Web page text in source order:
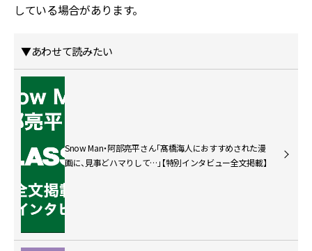
している場合があります。
▼あわせて読みたい
Snow Man・阿部亮平さん「髙橋海人におすすめされた漫
画に、見事どハマりして…」【特別インタビュー全文掲載】